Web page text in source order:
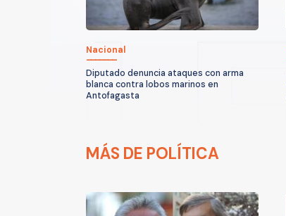
Nacional
Diputado denuncia ataques con arma
blanca contra lobos marinos en
Antofagasta
MÁS DE POLÍTICA